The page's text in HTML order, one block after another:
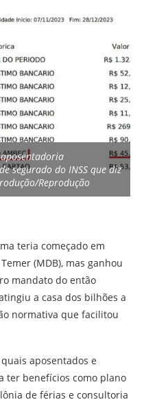
segurado do INSS que diz
Reprodução
teria começado em
(MDB), mas ganhou
mandato do então
a casa dos bilhões a
normativa que facilitou
aposentados e
ter benefícios como plano
de férias e consultoria